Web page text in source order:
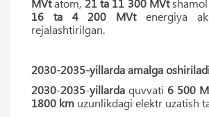
MVtatom, 21 ta 11 300 MVtshamol
16 ta
4 200 MVtenergiya
rejalashtirilgan.
2030-2035-yillarda amalga
2030-2035-yillarda quvvati 6 500
1800 km uzunlikdagi elektr uzatish